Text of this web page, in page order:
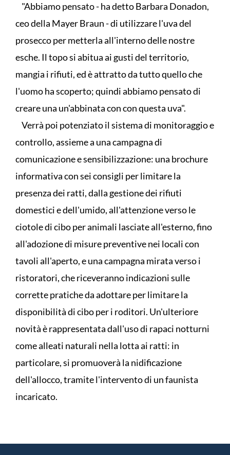
"Abbiamo pensato - ha detto Barbara Donadon,
ceo della Mayer Braun - di utilizzare l'uva del
prosecco per metterla all'interno delle nostre
esche. Il topo si abitua ai gusti del territorio,
mangia i rifiuti, ed è attratto da tutto quello che
l'uomo ha scoperto; quindi abbiamo pensato di
creare una un'abbinata con con questa uva".
Verrà poi potenziato il sistema di monitoraggio e
controllo, assieme a una campagna di
comunicazione e sensibilizzazione: una brochure
informativa con sei consigli per limitare la
presenza dei ratti, dalla gestione dei rifiuti
domestici e dell'umido, all'attenzione verso le
ciotole di cibo per animali lasciate all'esterno, fino
all'adozione di misure preventive nei locali con
tavoli all'aperto, e una campagna mirata verso i
ristoratori, che riceveranno indicazioni sulle
corrette pratiche da adottare per limitare la
disponibilità di cibo per i roditori. Un'ulteriore
novità è rappresentata dall'uso di rapaci notturni
come alleati naturali nella lotta ai ratti: in
particolare, si promuoverà la nidificazione
dell'allocco, tramite l'intervento di un faunista
incaricato.